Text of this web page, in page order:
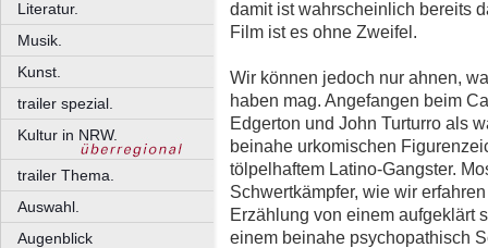
Literatur.
Musik.
Kunst.
trailer spezial.
Kultur in NRW.
trailer Thema.
Auswahl.
Augenblick
damit ist wahrscheinlich bereits
Film ist es ohne Zweifel.
Wir können jedoch nur ahnen,
haben mag. Angefangen beim
Edgerton und John Turturro als
beinahe urkomischen
tölpelhaftem Latino-Gangster.
Schwertkämpfer, wie wir
Erzählung von einem aufgeklärt
einem beinahe psychopathisch